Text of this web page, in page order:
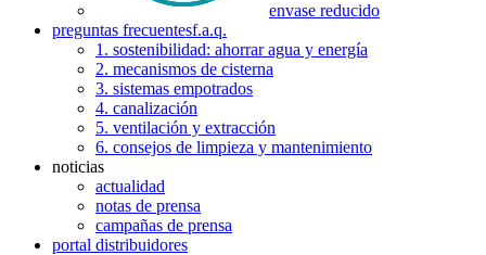
envase reducido
preguntas frecuentesf.a.q.
1. sostenibilidad: ahorrar agua y energía
2. mecanismos de cisterna
3. sistemas empotrados
4. canalización
5. ventilación y extracción
6. consejos de limpieza y mantenimiento
noticias
actualidad
notas de prensa
campañas de prensa
portal distribuidores